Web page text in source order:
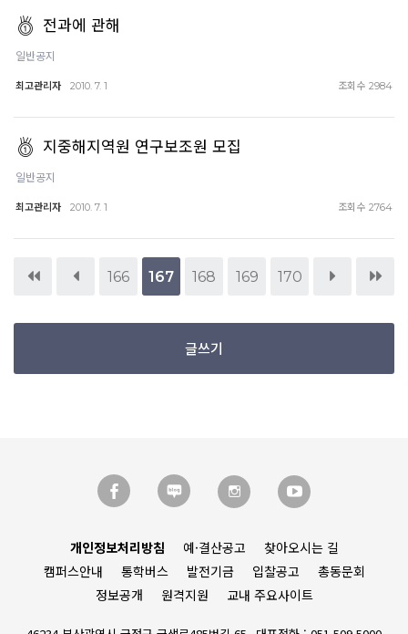
전과에 관해
일반공지
최고관리자 2010. 7. 1 조회수 2984
지중해지역원 연구보조원 모집
일반공지
최고관리자 2010. 7. 1 조회수 2764
166 167 168 169 170
글쓰기
개인정보처리방침 예·결산공고
찾아오시는 길
캠퍼스안내
통학버스 발전기금 입찰공고
총동문회
정보공개
원격지원 교내 주요사이트